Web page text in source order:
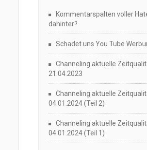
Kommentarspalten voller
dahinter?
Schadet uns You Tube
Channeling aktuelle
21.04.2023
Channeling aktuelle
04.01.2024 (Teil 2)
Channeling aktuelle
04.01.2024 (Teil 1)